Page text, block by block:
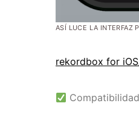
ASÍ LUCE LA INTERFAZ
rekordbox for